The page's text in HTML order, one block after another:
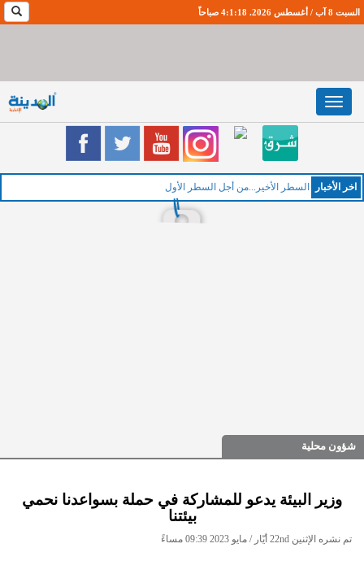
السبت 8 آب / أغسطس 2026. 4:1:19 صباحاً
Toggle
navigation
اخر اﻷخبار السطر الأخير...من أجل السطر الأول
شؤون محلية
وزير البيئة يدعو للمشاركة في حملة بسواعدنا نحمي
بيئتنا
تم نشره الإثنين 22nd أيّار / مايو 2023 09:39 مساءً